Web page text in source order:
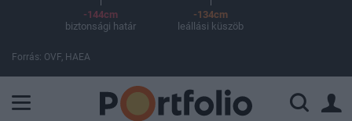
-144cm
biztonsági határ
-134cm
leállási küszöb
Forrás: OVF, HAEA